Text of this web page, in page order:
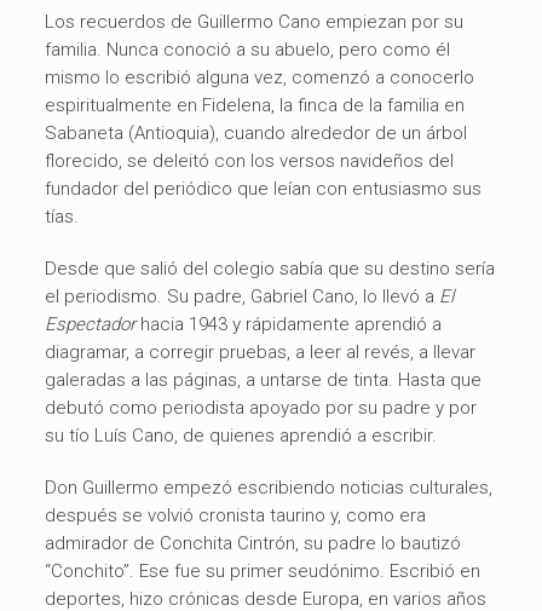
Los recuerdos de Guillermo Cano empiezan por su
familia. Nunca conoció a su abuelo, pero como él
mismo lo escribió alguna vez, comenzó a conocerlo
espiritualmente en Fidelena, la finca de la familia en
Sabaneta (Antioquia), cuando alrededor de un árbol
florecido, se deleitó con los versos navideños del
fundador del periódico que leían con entusiasmo sus
tías.
Desde que salió del colegio sabía que su destino sería
el periodismo. Su padre, Gabriel Cano, lo llevó a El
Espectadorhacia 1943 y rápidamente aprendió a
diagramar, a corregir pruebas, a leer al revés, a llevar
galeradas a las páginas, a untarse de tinta. Hasta que
debutó como periodista apoyado por su padre y por
su tío Luís Cano, de quienes aprendió a escribir.
Don Guillermo empezó escribiendo noticias culturales,
después se volvió cronista taurino y, como era
admirador de Conchita Cintrón, su padre lo bautizó
“Conchito”. Ese fue su primer seudónimo. Escribió en
deportes, hizo crónicas desde Europa, en varios años